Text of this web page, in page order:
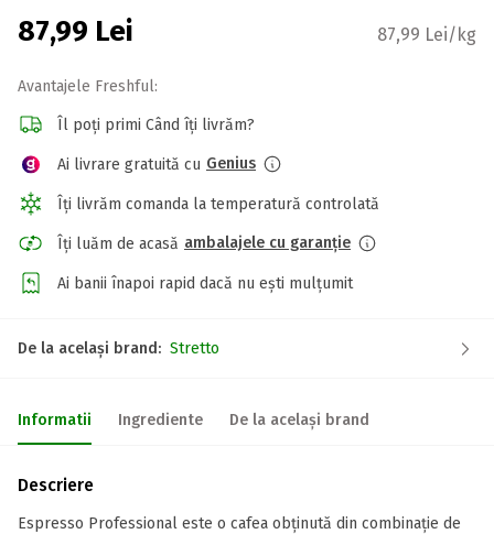
87,99 Lei 87,99 Lei/kg
Avantajele Freshful:
Îl poți primi Când îți livrăm?
Ai livrare gratuită cu Genius
Îți livrăm comanda la temperatură controlată
Îți luăm de acasă ambalajele cu garanție
Ai banii înapoi rapid dacă nu ești mulțumit
De la același brand: Stretto
Informatii Ingrediente De la același brand
Descriere
Espresso Professional este o cafea obținută din combinație de